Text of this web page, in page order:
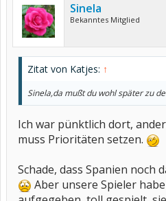
Sinela
Bekanntes Mitglied
Zitat von Katjes: ↑
Sinela,da mußt du wohl später zu
Ich war pünktlich dort,
muss Prioritäten setzen.
Schade, dass Spanien noch
Aber unsere Spieler